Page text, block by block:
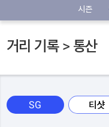
시즌
거리 기록 > 통산
SG 티샷